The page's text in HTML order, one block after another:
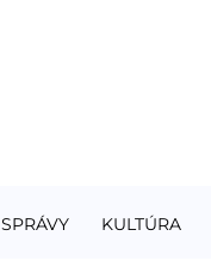
SPRÁVY KULTÚRA